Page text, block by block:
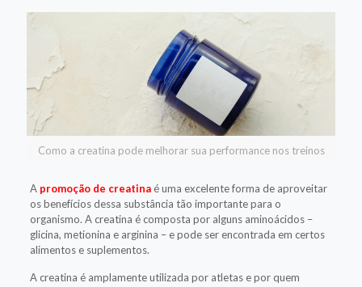
Como a creatina pode melhorar sua performance nos treinos
A promoção de creatinaé uma excelente forma de aproveitar
os benefícios dessa substância tão importante para o
organismo. A creatina é composta por alguns aminoácidos –
glicina, metionina e arginina – e pode ser encontrada em certos
alimentos e suplementos.
A creatina é amplamente utilizada por atletas e por quem